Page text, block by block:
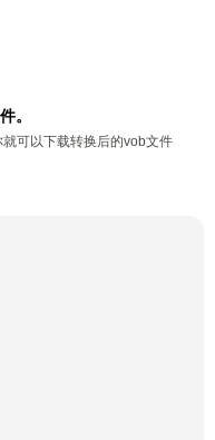
。
可以下载转换后的vob文件